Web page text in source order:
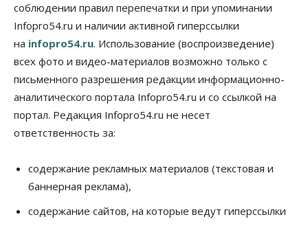
Деньгами будут распоряжаться дети: в десяти
школах Новосибирской области введут
инициативное бюджетирование
07 Августа 2026, 11:00
Общество Право&Порядок
В Новосибирске руководителя отдела полиции
заключили под стражу
07 Августа 2026, 10:15
Новосибирской области, но режима ЧС не будет
07 Августа 2026, 10:00
Бизнес Право&Порядок
соблюдении правил перепечатки и при упоминании
Infopro54.ru и наличии активной гиперссылки
на infopro54.ru. Использование (воспроизведение)
всех фото и видео-материалов возможно только с
письменного разрешения редакции информационно-
аналитического портала Infopro54.ru и со ссылкой на
портал. Редакция Infopro54.ru не несет
ответственность за:
содержание рекламных материалов (текстовая и
баннерная реклама),
содержание сайтов, на которые ведут гиперссылки